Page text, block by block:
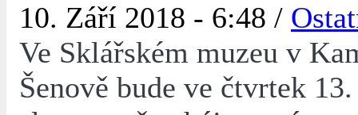
10. Září 2018 - 6:48 /
Ve Sklářském muzeu v
Šenově bude ve čtvrtek